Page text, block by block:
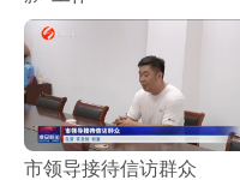
市领导接待信访群众